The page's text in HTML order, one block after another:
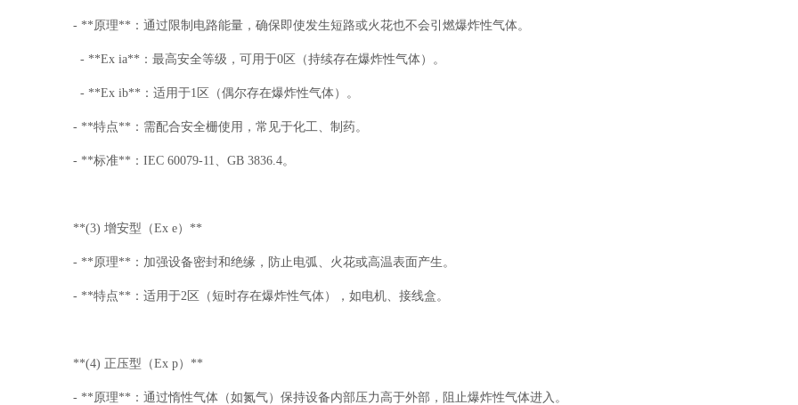
- **原理**：通过限制电路能量，确保即使发生短路或火花也不会引燃爆炸性气体。
- **Ex ia**：最高安全等级，可用于0区（持续存在爆炸性气体）。
- **Ex ib**：适用于1区（偶尔存在爆炸性气体）。
- **特点**：需配合安全栅使用，常见于化工、制药。
- **标准**：IEC 60079-11、GB 3836.4。
**(3) 增安型（Ex e）**
- **原理**：加强设备密封和绝缘，防止电弧、火花或高温表面产生。
- **特点**：适用于2区（短时存在爆炸性气体），如电机、接线盒。
**(4) 正压型（Ex p）**
- **原理**：通过惰性气体（如氮气）保持设备内部压力高于外部，阻止爆炸性气体进入。